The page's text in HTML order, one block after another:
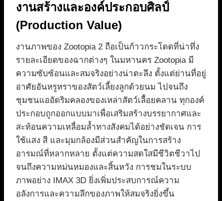
งานสร้างและองค์ประกอบศิลป์
(Production Value)
งานภาพของ Zootopia 2 ถือเป็นก้าวกระโดดที่น่าทึ่ง
รายละเอียดของฉากต่างๆ ในมหานคร Zootopia มี
ความซับซ้อนและสมจริงอย่างน่าตะลึง ตั้งแต่ย่านที่อยู่
อาศัยอันหรูหราของสัตว์เลี้ยงลูกด้วยนม ไปจนถึง
ชุมชนแออัดริมคลองของเหล่าสัตว์เลื้อยคลาน ทุกองค์
ประกอบถูกออกแบบมาเพื่อเสริมสร้างบรรยากาศและ
สะท้อนความเหลื่อมล้ำทางสังคมได้อย่างชัดเจน การ
ใช้แสง สี และมุมกล้องมีส่วนสำคัญในการสร้าง
อารมณ์ที่หลากหลาย ตั้งแต่ความสดใสมีชีวิตชีวาไป
จนถึงความหม่นหมองและสิ้นหวัง การชมในระบบ
ภาพอย่าง IMAX 3D ยิ่งเพิ่มประสบการณ์ความ
อลังการและความลึกของภาพให้สมจริงยิ่งขึ้น